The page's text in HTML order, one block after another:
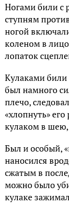
Ногами били с
ступням
ногой
коленом в
лопаток
Кyлаками били
был намного
плечо,
«хлoпнyть»
кyлакoм в шею,
Был и особый,
наносился
сжатым в
можно было
кyлаке